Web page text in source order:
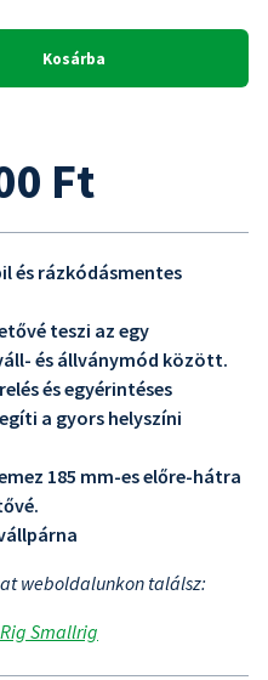
Ft
és rázkódásmentes
teszi az egy
és állványmód között.
és egyérintéses
a gyors helyszíni
185 mm-es előre-hátra
weboldalunkon találsz:
Smallrig